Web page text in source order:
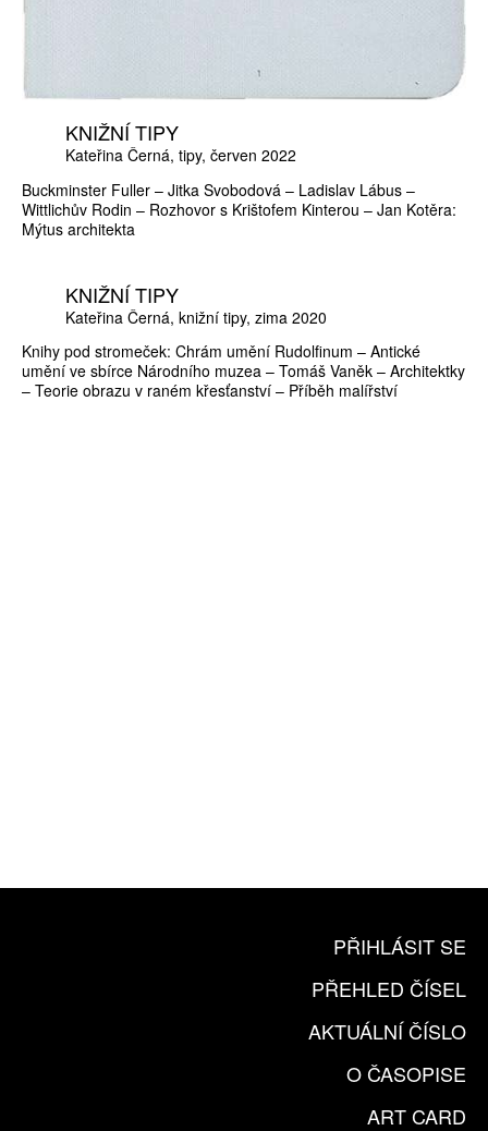
KNIŽNÍ TIPY
Kateřina Černá tipy červen 2022
Buckminster Fuller – Jitka Svobodová – Ladislav Lábus –
Wittlichův Rodin – Rozhovor s Krištofem Kinterou – Jan Kotěra:
Mýtus architekta
KNIŽNÍ TIPY
Kateřina Černá knižní tipy zima 2020
Knihy pod stromeček: Chrám umění Rudolfinum – Antické
umění ve sbírce Národního muzea – Tomáš Vaněk – Architektky
– Teorie obrazu v raném křesťanství – Příběh malířství
PŘIHLÁSIT SE
PŘEHLED ČÍSEL
AKTUÁLNÍ ČÍSLO
O ČASOPISE
ART CARD